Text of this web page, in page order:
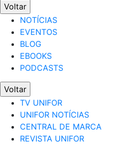
Voltar
NOTÍCIAS
EVENTOS
BLOG
EBOOKS
PODCASTS
Voltar
TV UNIFOR
UNIFOR NOTÍCIAS
CENTRAL DE MARCA
REVISTA UNIFOR